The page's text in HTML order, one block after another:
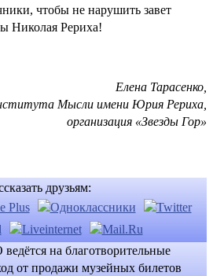
чтобы не нарушить завет
Николая Рериха!
Елена Тарасенко,
Мысли имени Юрия Рериха,
организация «Звезды Гор»
друзьям:
на благотворительные
от продажи музейных билетов